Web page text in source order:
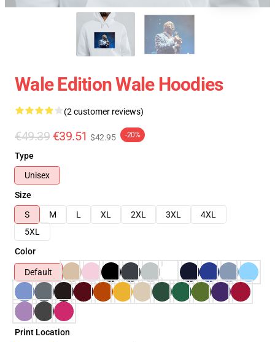
Wale Edition Wale Hoodies
(2 customer reviews)
€49.39 €39.51 $42.95 -20%
Type
Unisex
Size
S
M L XL 2XL 3XL
4XL
5XL
Color
Default
Print Location